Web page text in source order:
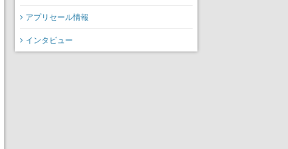
アプリセール情報
インタビュー